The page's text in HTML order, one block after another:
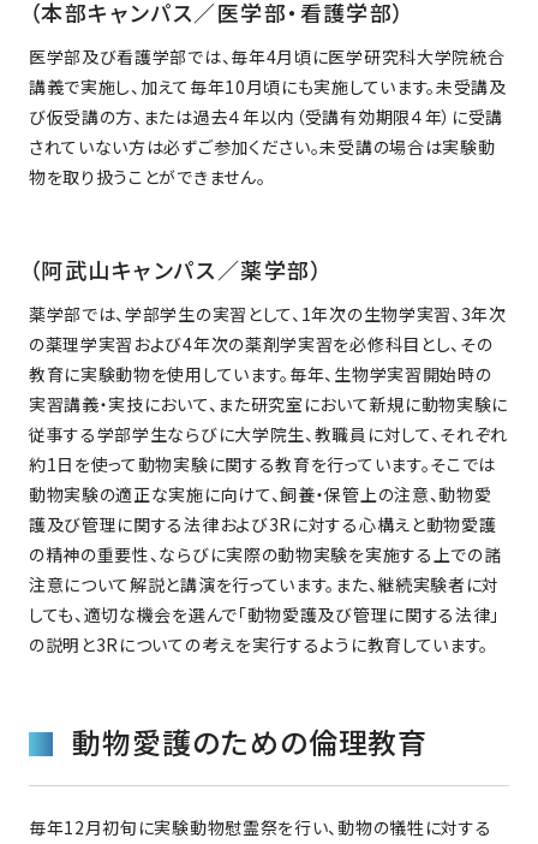
（本部キャンパス／医学部・看護学部）
医学部及び看護学部では、毎年4月頃に医学研究科大学院統合
講義で実施し、加えて毎年10月頃にも実施しています。未受講及
び仮受講の⽅、または過去４年以内（受講有効期限４年）に受講
されていない⽅は必ずご参加ください。未受講の場合は実験動
物を取り扱うことができません。
（阿武山キャンパス／薬学部）
薬学部では、学部学生の実習として、1年次の生物学実習、3年次
の薬理学実習および4年次の薬剤学実習を必修科目とし、その
教育に実験動物を使用しています。毎年、生物学実習開始時の
実習講義・実技において、また研究室において新規に動物実験に
従事する学部学生ならびに大学院生、教職員に対して、それぞれ
約1日を使って動物実験に関する教育を行っています。そこでは
動物実験の適正な実施に向けて、飼養・保管上の注意、動物愛
護及び管理に関する法律および3Rに対する心構えと動物愛護
の精神の重要性、ならびに実際の動物実験を実施する上での諸
注意について解説と講演を行っています。また、継続実験者に対
しても、適切な機会を選んで「動物愛護及び管理に関する法律」
の説明と3Rについての考えを実行するように教育しています。
動物愛護のための倫理教育
毎年12月初旬に実験動物慰霊祭を行い、動物の犠牲に対する